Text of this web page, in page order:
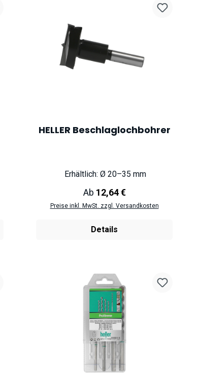
HELLER Beschlaglochbohrer
Erhältlich: Ø 20–35 mm
Regulärer Preis:
Ab 12,64 €
Preise inkl. MwSt. zzgl. Versandkosten
Details